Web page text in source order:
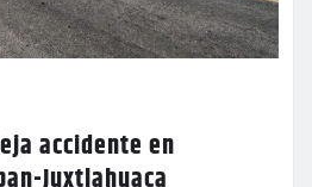
accidente en